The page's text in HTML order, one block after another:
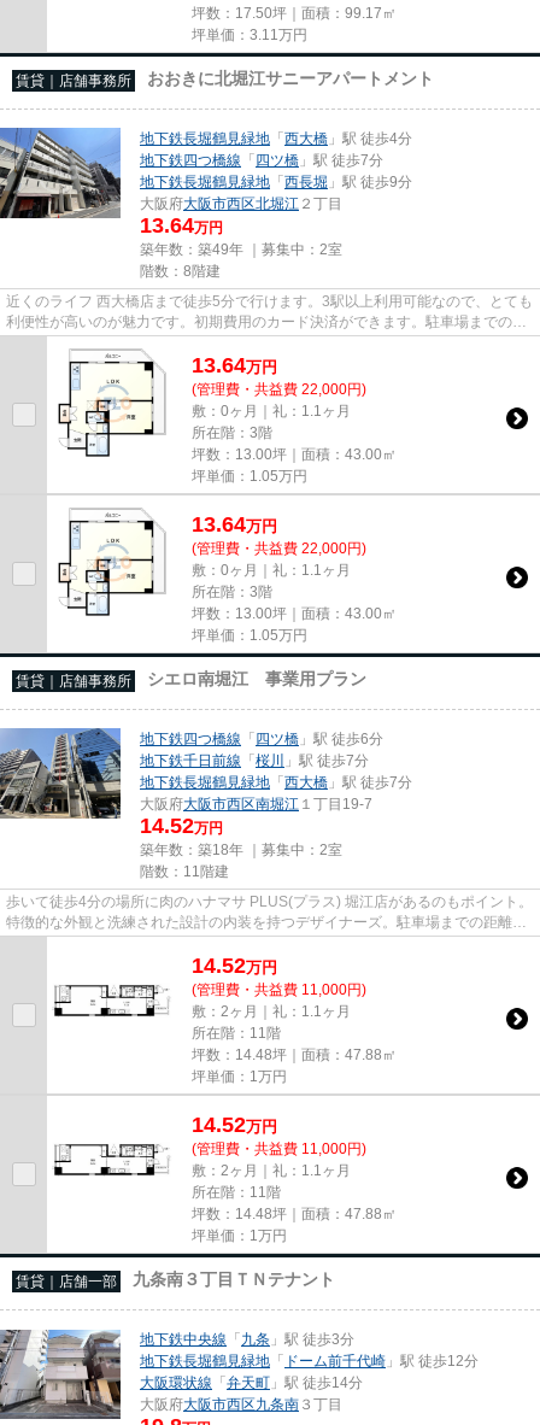
坪数：17.50坪｜面積：99.17㎡
坪単価： 3.11 万円
賃貸｜店舗事務所 おおきに北堀江サニーアパートメント
地下鉄長堀鶴見緑地 「西大橋 」駅 徒歩4分
地下鉄四つ橋線 「四ツ橋 」駅 徒歩7分
地下鉄長堀鶴見緑地 「西長堀 」駅 徒歩9分
大阪府大阪市西区北堀江 ２丁目
13.64万円
築年数：築49年 ｜募集中： 2室
階数：8階建
近くのライフ 西大橋店まで徒歩5分で行けます。3駅以上利用可能なので、とても
利便性が高いのが魅力です。初期費用のカード決済ができます。駐車場までの距
離は300mです。周辺には、徒...
13.64万円
(管理費・共益費 22,000円)
敷：0ヶ月｜礼：1.1ヶ月
所在階：3階
坪数：13.00坪｜面積：43.00㎡
坪単価： 1.05万円
13.64万円
(管理費・共益費 22,000円)
敷：0ヶ月｜礼：1.1ヶ月
所在階：3階
坪数：13.00坪｜面積：43.00㎡
坪単価： 1.05万円
賃貸｜店舗事務所 シエロ南堀江 事業用プラン
地下鉄四つ橋線 「四ツ橋 」駅 徒歩6分
地下鉄千日前線 「桜川
」駅 徒歩7分
地下鉄長堀鶴見緑地 「西大橋 」駅 徒歩7分
大阪府大阪市西区南堀江 １丁目19-7
14.52万円
築年数：築18年 ｜募集中： 2室
階数：11階建
歩いて徒歩4分の場所に肉のハナマサ PLUS(プラス) 堀江店があるのもポイント。
特徴的な外観と洗練された設計の内装を持つデザイナーズ。駐車場までの距離は
150mです。11階建てで、街並...
14.52万円
(管理費・共益費 11,000円)
敷：2ヶ月｜礼：1.1ヶ月
所在階：11階
坪数：14.48坪｜面積：47.88㎡
坪単価： 1 万円
14.52万円
(管理費・共益費 11,000円)
敷：2ヶ月｜礼：1.1ヶ月
所在階：11階
坪数：14.48坪｜面積：47.88㎡
坪単価： 1 万円
賃貸｜店舗一部 九条南３丁目ＴＮテナント
地下鉄中央線 「九条 」駅 徒歩3分
地下鉄長堀鶴見緑地 「 ドーム前千代崎 」駅 徒歩12分
大阪環状線 「弁天町 」駅 徒歩14分
大阪府大阪市西区九条南 ３丁目